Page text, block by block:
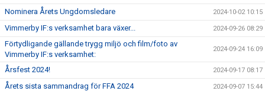
Nominera Årets Ungdomsledare 2024-10-02 10:15
Vimmerby IF:s verksamhet bara växer... 2024-09-26 08:29
Förtydligande gällande trygg miljö och film/foto av
Vimmerby IF:s verksamhet:
2024-09-24 16:09
Årsfest 2024! 2024-09-17 08:17
Årets sista sammandrag för FFA 2024 2024-09-07 15:44